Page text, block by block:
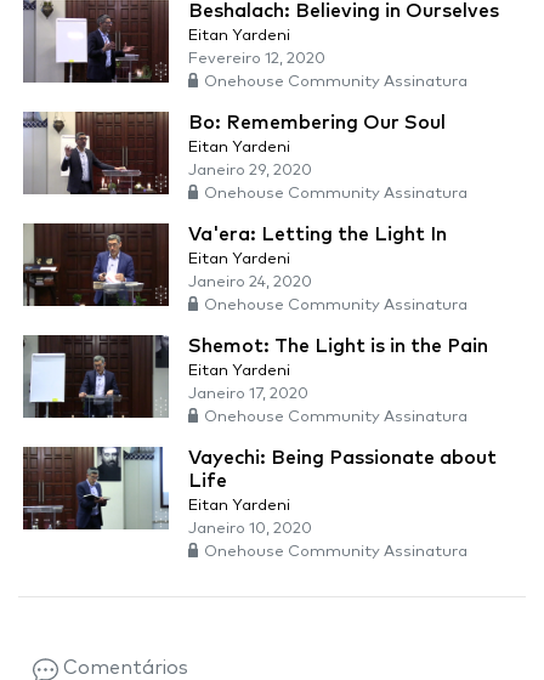
Beshalach: Believing in Ourselves
Eitan Yardeni
Fevereiro 12, 2020
Onehouse Community Assinatura
Bo: Remembering Our Soul
Eitan Yardeni
Janeiro 29, 2020
Onehouse Community Assinatura
Va'era: Letting the Light In
Eitan Yardeni
Janeiro 24, 2020
Onehouse Community Assinatura
Shemot: The Light is in the Pain
Eitan Yardeni
Janeiro 17, 2020
Onehouse Community Assinatura
Vayechi: Being Passionate about
Life
Eitan Yardeni
Janeiro 10, 2020
Onehouse Community Assinatura
Comentários